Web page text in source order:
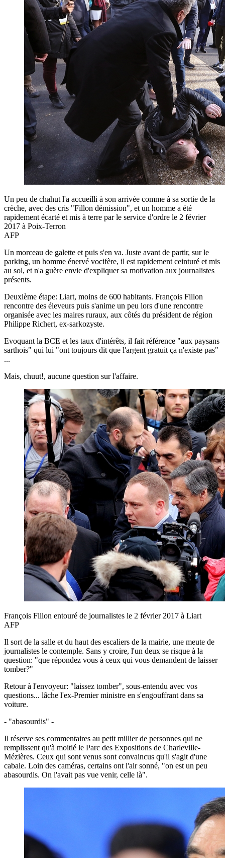
Un peu de chahut l'a accueilli à son arrivée comme à sa sortie de la
crèche, avec des cris "Fillon démission", et un homme a été
rapidement écarté et mis à terre par le service d'ordre le 2 février
2017 à Poix-Terron
AFP
Un morceau de galette et puis s'en va. Juste avant de partir, sur le
parking, un homme énervé vocifère, il est rapidement ceinturé et mis
au sol, et n'a guère envie d'expliquer sa motivation aux journalistes
présents.
Deuxième étape: Liart, moins de 600 habitants. François Fillon
rencontre des éleveurs puis s'anime un peu lors d'une rencontre
organisée avec les maires ruraux, aux côtés du président de région
Philippe Richert, ex-sarkozyste.
Evoquant la BCE et les taux d'intérêts, il fait référence "aux paysans
sarthois" qui lui "ont toujours dit que l'argent gratuit ça n'existe pas"
...
Mais, chuut!, aucune question sur l'affaire.
François Fillon entouré de journalistes le 2 février 2017 à Liart
AFP
Il sort de la salle et du haut des escaliers de la mairie, une meute de
journalistes le contemple. Sans y croire, l'un deux se risque à la
question: "que répondez vous à ceux qui vous demandent de laisser
tomber?"
Retour à l'envoyeur: "laissez tomber", sous-entendu avec vos
questions... lâche l'ex-Premier ministre en s'engouffrant dans sa
voiture.
- "abasourdis" -
Il réserve ses commentaires au petit millier de personnes qui ne
remplissent qu'à moitié le Parc des Expositions de Charleville-
Mézières. Ceux qui sont venus sont convaincus qu'il s'agit d'une
cabale. Loin des caméras, certains ont l'air sonné, "on est un peu
abasourdis. On l'avait pas vue venir, celle là".